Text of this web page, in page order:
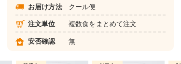
お届け方法 クール便
注文単位 複数食をまとめて注文
安否確認 無